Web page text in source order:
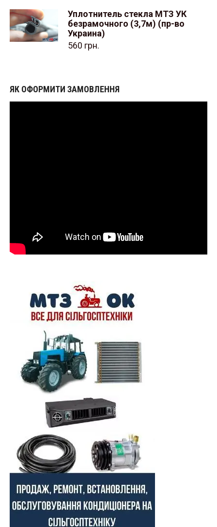
Уплотнитель стекла МТЗ УК
безрамочного (3,7м) (пр-во
Украина)
560 грн.
ЯК ОФОРМИТИ ЗАМОВЛЕННЯ